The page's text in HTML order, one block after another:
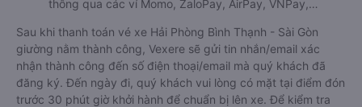
thông qua các ví Momo, ZaloPay, AirPay, VNPay,…
Sau khi thanh toán vé xe Hải Phòng Bình Thạnh - Sài Gòn
giường nằm thành công, Vexere sẽ gửi tin nhắn/email xác
nhận thành công đến số điện thoại/email mà quý khách đã
đăng ký. Đến ngày đi, quý khách vui lòng có mặt tại điểm đón
trước 30 phút giờ khởi hành để chuẩn bị lên xe. Để kiểm tra